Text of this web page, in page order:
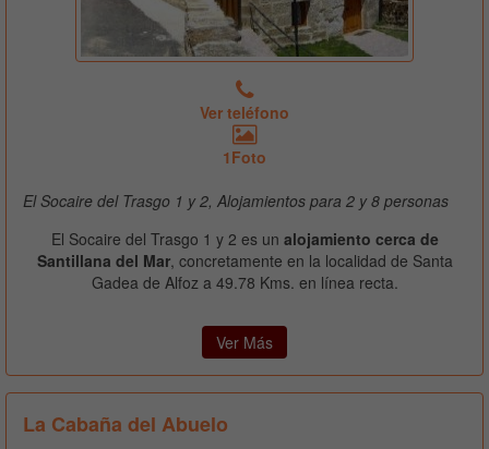
Ver teléfono
1Foto
El Socaire del Trasgo 1 y 2, Alojamientos para 2 y 8 personas
El Socaire del Trasgo 1 y 2 es un alojamiento cerca de
Santillana del Mar, concretamente en la localidad de Santa
Gadea de Alfoz a 49.78 Kms. en línea recta.
Ver Más
La Cabaña del Abuelo